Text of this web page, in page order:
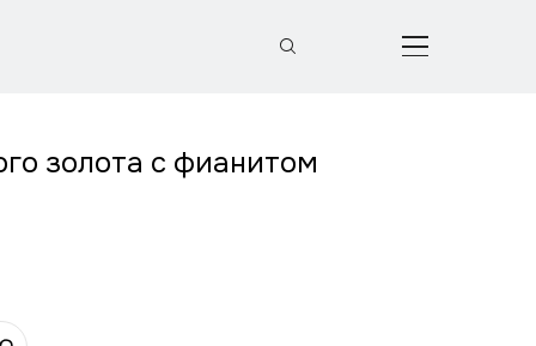
золота с фианитом